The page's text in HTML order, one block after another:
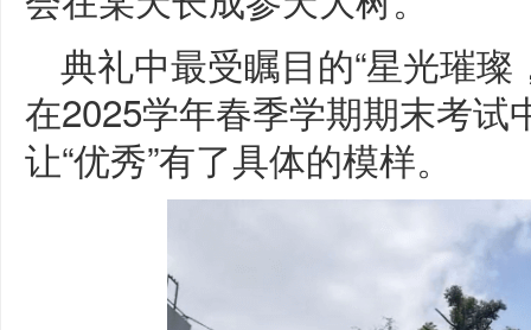
典礼中最受瞩目的“星光璀
在2025学年春季学期期末考
让“优秀”有了具体的模样。